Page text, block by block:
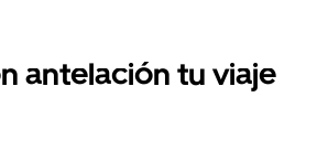
antelación tu viaje